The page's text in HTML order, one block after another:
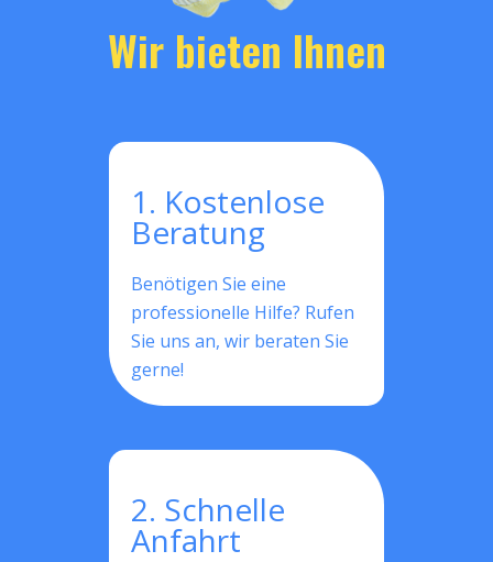
Wir bieten Ihnen
1. Kostenlose
Beratung
Benötigen Sie eine
professionelle Hilfe? Rufen
Sie uns an, wir beraten Sie
gerne!
2. Schnelle
Anfahrt